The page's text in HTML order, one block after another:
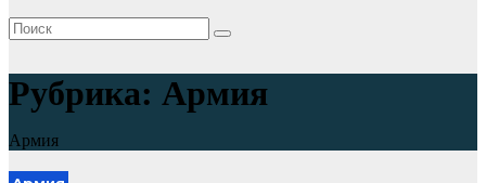
Рубрика: Армия
Армия